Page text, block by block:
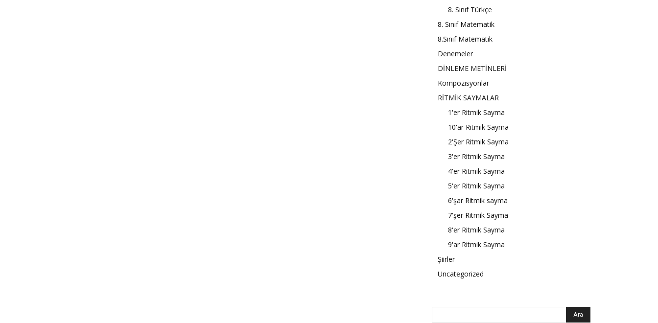
8. Sınıf Türkçe
8. Sınıf Matematik
8.Sınıf Matematik
Denemeler
DİNLEME METİNLERİ
Kompozisyonlar
RİTMİK SAYMALAR
1'er Ritmik Sayma
10'ar Ritmik Sayma
2'Şer Ritmik Sayma
3'er Ritmik Sayma
4'er Ritmik Sayma
5'er Ritmik Sayma
6'şar Ritmik sayma
7'şer Ritmik Sayma
8'er Ritmik Sayma
9'ar Ritmik Sayma
Şiirler
Uncategorized